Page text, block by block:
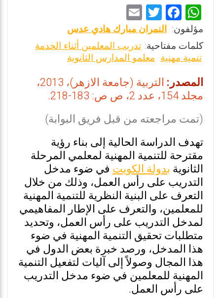
W
h
at
s
A
p
p
F
a
ce
b
o
o
k
T
wi
tt
er
m
ai
l
مؤلفون: النمران مبارك هادي عدس
كلمات مفتاحية: تدريب المعلمين أثناء الخدمة
تنمية مهنية معلمو المدارس الثانوية
المصدر:
التربية (جامعة الازهر)، 2013،
مجلد 154، عدد 2، ص ص: 183-218.
(تمت مراجعته من قبل فريق البوابة)
تهدف الدراسة الحالية إلى بناء رؤية
مقترحة للتنمية المهنية لمعلمي المرحلة
الثانوية بدولة الكويت في ضوء مدخل
التدريب على رأس العمل، وذلك من خلال
التعرف على البنية النظرية للتنمية المهنية
للمعلمين، والتعرف على الإطار المفاهيمي
لمدخل التدريب على رأس العمل، وتحديد
متطلبات تحقيق التنمية المهنية في ضوء
هذا المدخل، ورصد خبرة بعض الدول في
هذا المجال وصولاً إلى آليات لتفعيل التنمية
المهنية للمعلمين في ضوء مدخل التدريب
على رأس العمل.